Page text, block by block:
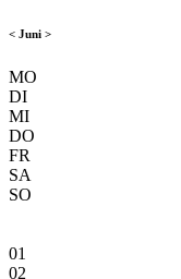
< Juni >
MO
DI
MI
DO
FR
SA
SO
01
02